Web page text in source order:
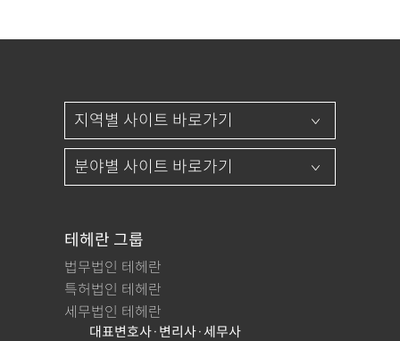
테헤란 그룹
법무법인 테헤란
특허법인 테헤란
세무법인 테헤란
대표변호사·변리사·세무사